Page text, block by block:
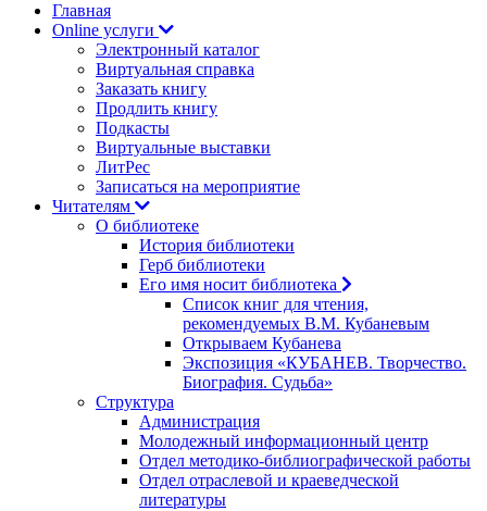
Главная
Online услуги
Электронный каталог
Виртуальная справка
Заказать книгу
Продлить книгу
Подкасты
Виртуальные выставки
ЛитРес
Записаться на мероприятие
Читателям
О библиотеке
История библиотеки
Герб библиотеки
Его имя носит библиотека
Список книг для чтения,
рекомендуемых В.М. Кубаневым
Открываем Кубанева
Экспозиция «КУБАНЕВ. Творчество.
Биография. Судьба»
Структура
Администрация
Молодежный информационный центр
Отдел методико-библиографической работы
Отдел отраслевой и краеведческой
литературы